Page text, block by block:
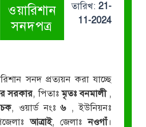
ওয়ারিশান
সনদপত্র
তারিখ: 21-
11-2024
সনদ প্রত্যয়ন করা যাচ্ছে
সরকার, পিতাঃমৃতঃ বনমালী,
, ওয়ার্ড নংঃ৬ , ইউনিয়নঃ
আত্রাই, জেলাঃনওগাঁ।